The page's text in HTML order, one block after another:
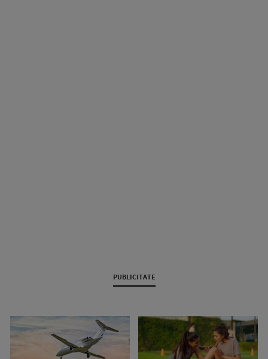
PUBLICITATE